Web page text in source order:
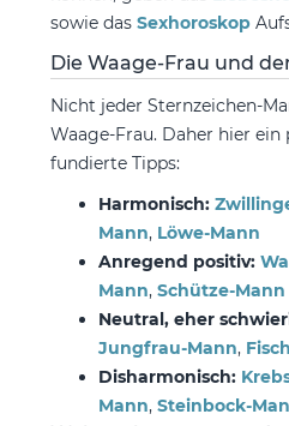
sowie das Sexhoroskop
Die Waage-Frau und
Nicht jeder Sternzeichen-
Waage-Frau. Daher hier
fundierte Tipps:
Harmonisch:
Mann, Löwe-Mann
Anregend positiv:
Mann, Schütze-Mann
Neutral, eher
Jungfrau-Mann,
Disharmonisch:
Mann, Steinbock-